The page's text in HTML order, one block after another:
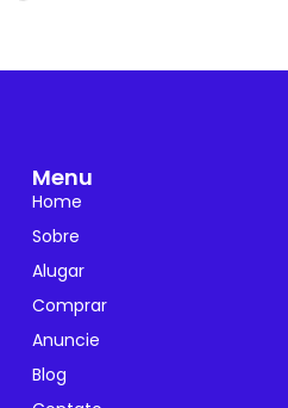
Menu
Home
Sobre
Alugar
Comprar
Anuncie
Blog